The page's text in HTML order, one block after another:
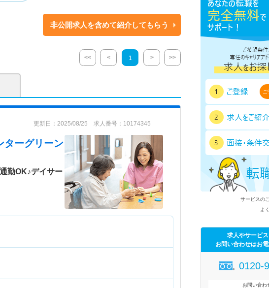
非公開求人を含めて紹介してもらう
<< < 1 > >>
更新日：2025/08/25 求人番号：10174345
ターグリーン
勤OK♪デイサー
サービスの
よ
求人やサービ
お問い合わせはお
0120-
お問い合わ